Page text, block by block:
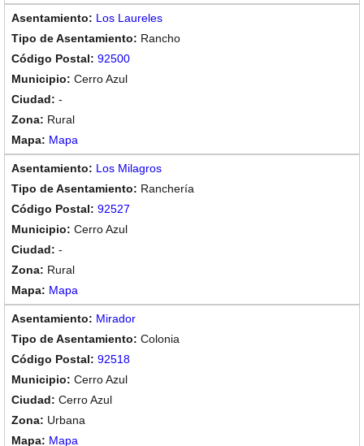
Los Laureles
Rancho
92500
Cerro Azul
-
Rural
Mapa
Los Milagros
Ranchería
92527
Cerro Azul
-
Rural
Mapa
Mirador
Colonia
92518
Cerro Azul
Cerro Azul
Urbana
Mapa